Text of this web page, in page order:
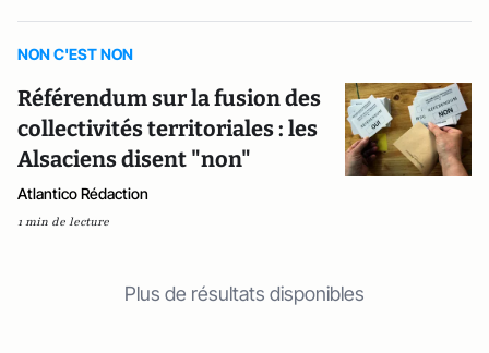
NON C'EST NON
Référendum sur la fusion des
collectivités territoriales : les
Alsaciens disent "non"
Atlantico Rédaction
1 min de lecture
Plus de résultats disponibles